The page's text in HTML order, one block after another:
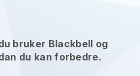
bruker Blackbell og
du kan forbedre.